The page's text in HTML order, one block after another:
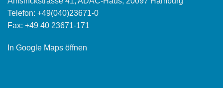
Telefon: +49(040)23671-0
Fax: +49 40 23671-171
In Google Maps öffnen